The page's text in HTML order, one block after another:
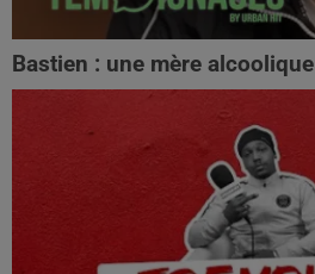
Bastien : une mère alcoolique